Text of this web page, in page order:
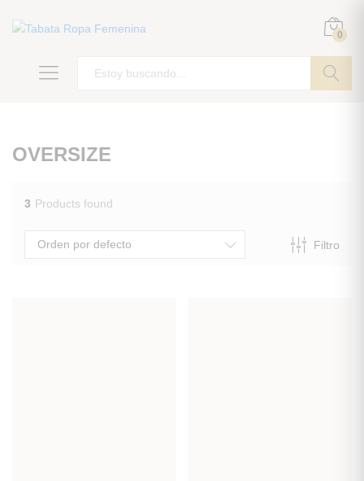
0
OVERSIZE
3 Products found
Filtro
Orden por defecto